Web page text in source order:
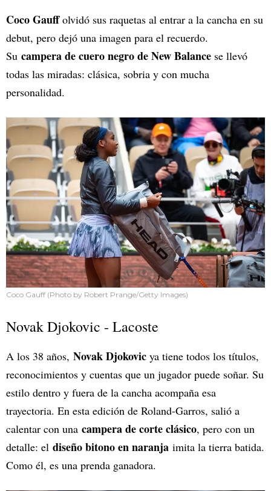
Coco Gauffolvidó sus raquetas al entrar a la cancha en su
debut, pero dejó una imagen para el recuerdo.
Su campera de cuero negro de New Balance se llevó
todas las miradas: clásica, sobria y con mucha
personalidad.
Coco Gauff (Photo by Robert Prange/Getty Images)
Novak Djokovic - Lacoste
A los 38 años, Novak Djokovic ya tiene todos los títulos,
reconocimientos y cuentas que un jugador puede soñar. Su
estilo dentro y fuera de la cancha acompaña esa
trayectoria. En esta edición de Roland-Garros, salió a
calentar con una campera de corte clásico, pero con un
detalle: el diseño bitono en naranja imita la tierra batida.
Como él, es una prenda ganadora.